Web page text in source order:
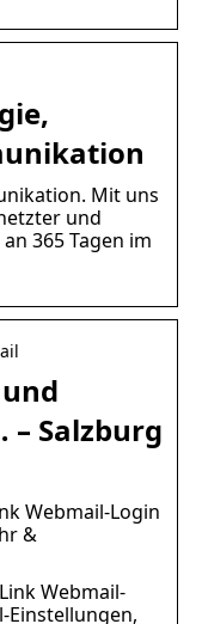
Mit uns
und
365 Tagen im
– Salzburg
Webmail-Login
&
Webmail-
Einstellungen,